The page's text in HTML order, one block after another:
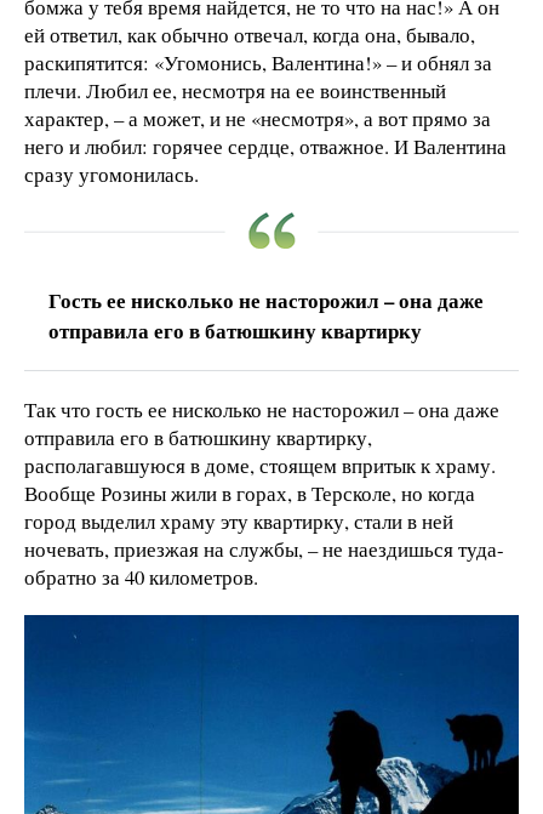
бомжа у тебя время найдется, не то что на нас!» А он
ей ответил, как обычно отвечал, когда она, бывало,
раскипятится: «Угомонись, Валентина!» – и обнял за
плечи. Любил ее, несмотря на ее воинственный
характер, – а может, и не «несмотря», а вот прямо за
него и любил: горячее сердце, отважное. И Валентина
сразу угомонилась.
Гость ее нисколько не насторожил – она даже
отправила его в батюшкину квартирку
Так что гость ее нисколько не насторожил – она даже
отправила его в батюшкину квартирку,
располагавшуюся в доме, стоящем впритык к храму.
Вообще Розины жили в горах, в Терсколе, но когда
город выделил храму эту квартирку, стали в ней
ночевать, приезжая на службы, – не наездишься туда-
обратно за 40 километров.